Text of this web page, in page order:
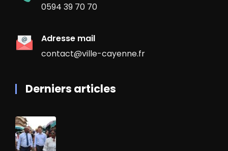
0594 39 70 70
Adresse mail
contact@ville-cayenne.fr
Derniers articles